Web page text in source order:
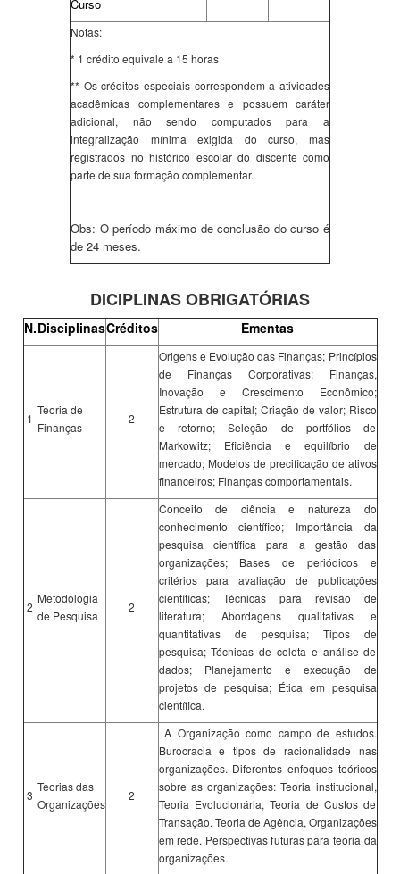
Curso
Notas:
* 1 crédito equivale a 15 horas
** Os créditos especiais correspondem a atividades
acadêmicas complementares e possuem caráter
adicional, não sendo computados para a
integralização mínima exigida do curso, mas
registrados no histórico escolar do discente como
parte de sua formação complementar.
Obs: O período máximo de conclusão do curso é
de 24 meses.
DICIPLINAS OBRIGATÓRIAS
N.DisciplinasCréditos Ementas
1
Teoria de
Finanças
2
Origens e Evolução das Finanças; Princípios
de Finanças Corporativas; Finanças,
Inovação e Crescimento Econômico;
Estrutura de capital; Criação de valor; Risco
e retorno; Seleção de portfólios de
Markowitz; Eficiência e equilíbrio de
mercado; Modelos de precificação de ativos
financeiros; Finanças comportamentais.
2
Metodologia
de Pesquisa
2
Conceito de ciência e natureza do
conhecimento científico; Importância da
pesquisa científica para a gestão das
organizações; Bases de periódicos e
critérios para avaliação de publicações
científicas; Técnicas para revisão de
literatura; Abordagens qualitativas e
quantitativas de pesquisa; Tipos de
pesquisa; Técnicas de coleta e análise de
dados; Planejamento e execução de
projetos de pesquisa; Ética em pesquisa
científica.
3
Teorias das
Organizações
2
A Organização como campo de estudos.
Burocracia e tipos de racionalidade nas
organizações. Diferentes enfoques teóricos
sobre as organizações: Teoria institucional,
Teoria Evolucionária, Teoria de Custos de
Transação. Teoria de Agência, Organizações
em rede. Perspectivas futuras para teoria da
organizações.